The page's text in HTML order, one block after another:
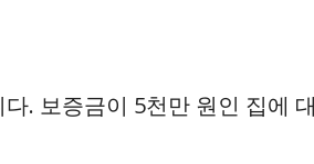
. 보증금이 5천만 원인 집에